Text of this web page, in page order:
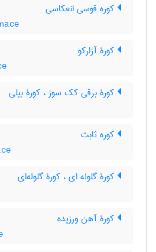
کوره قوسی انعکاسی
کورۀ آزارکو
کورۀ برقی کک سوز ، کورۀ بیلی
کوره ثابت
کورۀ گلوله ای ، کورۀ گلوله‌ای
کورۀ آهن ورزیده